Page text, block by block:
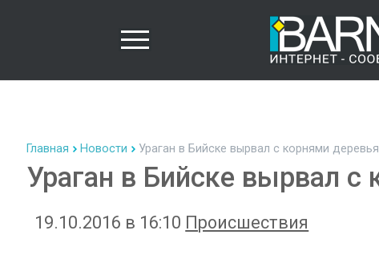
Главная Новости Ураган в Бийске вырвал с корнями деревья
Ураган в Бийске вырвал с
19.10.2016 в 16:10 Происшествия